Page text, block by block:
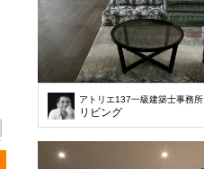
アトリエ137一級建築士事務所
リビング